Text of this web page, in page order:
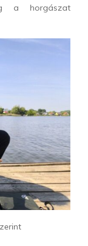
a horgászat